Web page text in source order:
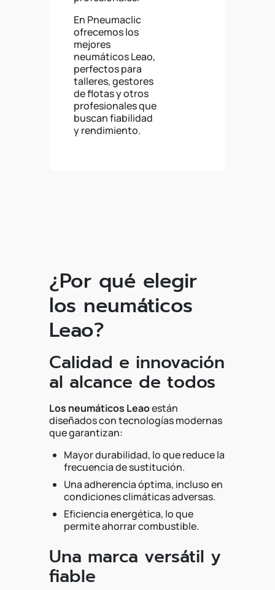
En Pneumaclic
ofrecemos los
mejores
neumáticos Leao,
perfectos para
talleres, gestores
de flotas y otros
profesionales que
buscan fiabilidad
y rendimiento.
¿Por qué elegir
los neumáticos
Leao?
Calidad e innovación
al alcance de todos
Los neumáticos Leaoestán
diseñados con tecnologías modernas
que garantizan:
Mayor durabilidad, lo que reduce la
frecuencia de sustitución.
Una adherencia óptima, incluso en
condiciones climáticas adversas.
Eficiencia energética, lo que
permite ahorrar combustible.
Una marca versátil y
fiable